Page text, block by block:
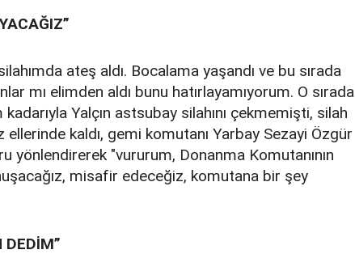
ateş aldı. Bocalama yaşandı ve bu sırada
mı elimden aldı bunu hatırlayamıyorum. O sırada
Yalçın astsubay silahını çekmemişti, silah
ellerinde kaldı, gemi komutanı Yarbay Sezayi Özgür
yönlendirerek "vururum, Donanma Komutanının
misafir edeceğiz, komutana bir şey
DEDİM”